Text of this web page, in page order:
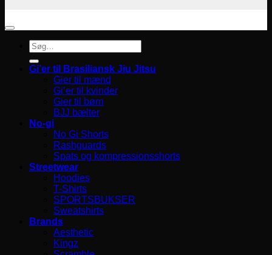
Søg
efter:
Gi’er til Brasiliansk Jiu Jitsu
Gier til mænd
Gi’er til kvinder
Gier til børn
BJJ bælter
No-gi
No Gi Shorts
Rashguards
Spats og kompressionsshorts
Streetwear
Hoodies
T-Shirts
SPORTSBUKSER
Sweatshirts
Brands
Aesthetic
Kingz